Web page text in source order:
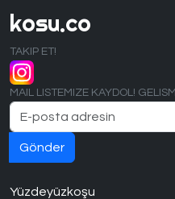
kosu.co
TAKIP ET!
MAIL LISTEMIZE KAYDOL!
Yüzdeyüzkoşu